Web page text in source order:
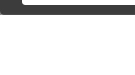
222 571 414